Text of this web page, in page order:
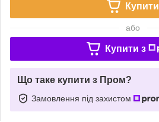
Купити
або
Купити з
Що таке купити з Пром?
Замовлення під захистом